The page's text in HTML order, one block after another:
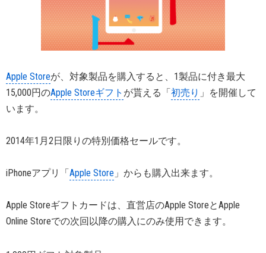
Apple Storeが、対象製品を購入すると、1製品に付き最大
15,000円のApple Storeギフト が貰える「初売り 」を開催して
います。
2014年1月2日限りの特別価格セールです。
iPhoneアプリ「Apple Store 」からも購入出来ます。
Apple Storeギフトカードは、直営店のApple StoreとApple
Online Storeでの次回以降の購入にのみ使用できます。